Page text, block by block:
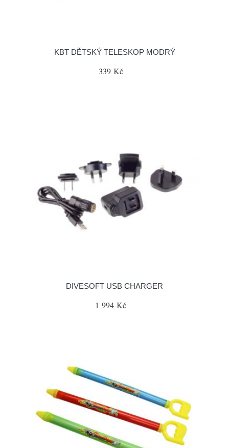
KBT DĚTSKÝ TELESKOP MODRÝ
339 Kč
DIVESOFT USB CHARGER
1 994 Kč